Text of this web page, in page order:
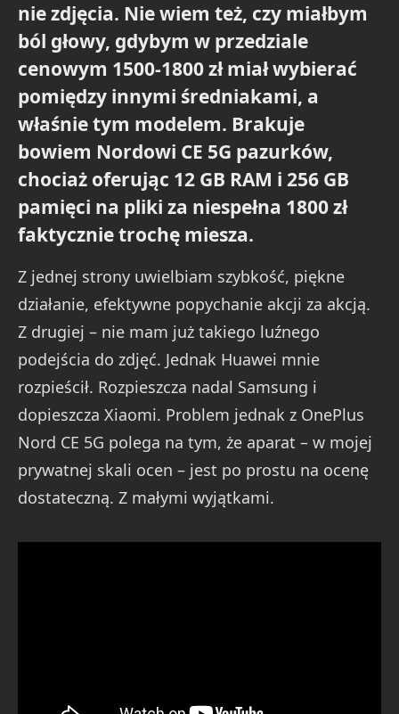
nie zdjęcia. Nie wiem też, czy miałbym
ból głowy, gdybym w przedziale
cenowym 1500-1800 zł miał wybierać
pomiędzy innymi średniakami, a
właśnie tym modelem. Brakuje
bowiem Nordowi CE 5G pazurków,
chociaż oferując 12 GB RAM i 256 GB
pamięci na pliki za niespełna 1800 zł
faktycznie trochę miesza.
Z jednej strony uwielbiam szybkość, piękne
działanie, efektywne popychanie akcji za akcją.
Z drugiej – nie mam już takiego luźnego
podejścia do zdjęć. Jednak Huawei mnie
rozpieścił. Rozpieszcza nadal Samsung i
dopieszcza Xiaomi. Problem jednak z OnePlus
Nord CE 5G polega na tym, że aparat – w mojej
prywatnej skali ocen – jest po prostu na ocenę
dostateczną. Z małymi wyjątkami.